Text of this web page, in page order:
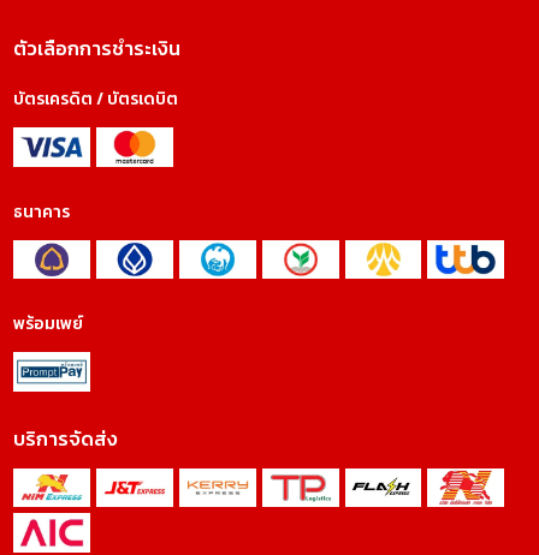
ตัวเลือกการชำระเงิน
บัตรเครดิต / บัตรเดบิต
ธนาคาร
พร้อมเพย์
บริการจัดส่ง